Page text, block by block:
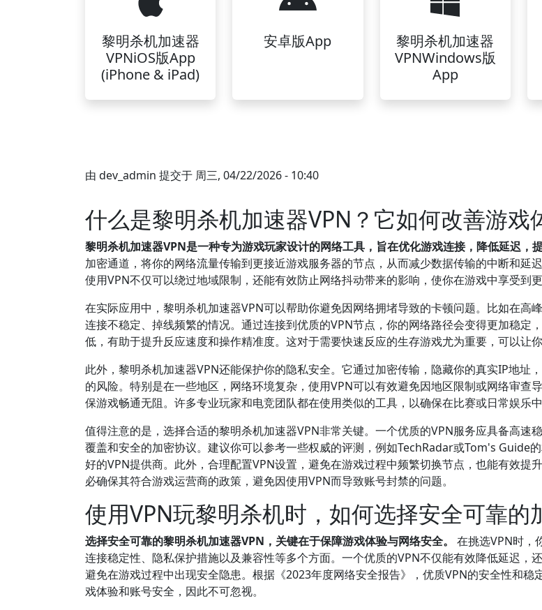
黎明杀机加速器
VPNiOS版App
(iPhone & iPad)
安卓版App
黎明杀机加速器
VPNWindows版
App
由 dev_admin 提交于 周三, 04/22/2026 - 10:40
什么是黎明杀机加速器VPN？它如何改善游戏
黎明杀机加速器VPN是一种专为游戏玩家设计的网络工具，旨在优化游戏连接，降低延迟，提
加密通道，将你的网络流量传输到更接近游戏服务器的节点，从而减少数据传输的中断和延迟
使用VPN不仅可以绕过地域限制，还能有效防止网络抖动带来的影响，使你在游戏中享受到更
在实际应用中，黎明杀机加速器VPN可以帮助你避免因网络拥堵导致的卡顿问题。比如在高
连接不稳定、掉线频繁的情况。通过连接到优质的VPN节点，你的网络路径会变得更加稳定
低，有助于提升反应速度和操作精准度。这对于需要快速反应的生存游戏尤为重要，可以让你
此外，黎明杀机加速器VPN还能保护你的隐私安全。它通过加密传输，隐藏你的真实IP地址
的风险。特别是在一些地区，网络环境复杂，使用VPN可以有效避免因地区限制或网络审查
保游戏畅通无阻。许多专业玩家和电竞团队都在使用类似的工具，以确保在比赛或日常娱乐中
值得注意的是，选择合适的黎明杀机加速器VPN非常关键。一个优质的VPN服务应具备高速
覆盖和安全的加密协议。建议你可以参考一些权威的评测，例如TechRadar或Tom's Guide
好的VPN提供商。此外，合理配置VPN设置，避免在游戏过程中频繁切换节点，也能有效提
必确保其符合游戏运营商的政策，避免因使用VPN而导致账号封禁的问题。
使用VPN玩黎明杀机时，如何选择安全可靠的
选择安全可靠的黎明杀机加速器VPN，关键在于保障游戏体验与网络安全。 在挑选VPN时，
连接稳定性、隐私保护措施以及兼容性等多个方面。一个优质的VPN不仅能有效降低延迟，
避免在游戏过程中出现安全隐患。根据《2023年度网络安全报告》，优质VPN的安全性和稳
戏体验和账号安全，因此不可忽视。